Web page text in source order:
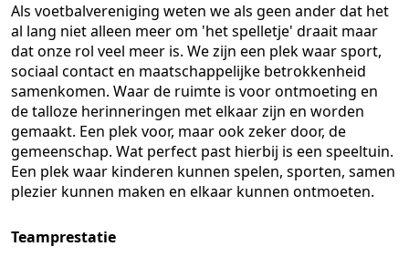
Als voetbalvereniging weten we als geen ander dat het
al lang niet alleen meer om 'het spelletje' draait maar
dat onze rol veel meer is. We zijn een plek waar sport,
sociaal contact en maatschappelijke betrokkenheid
samenkomen. Waar de ruimte is voor ontmoeting en
de talloze herinneringen met elkaar zijn en worden
gemaakt. Een plek voor, maar ook zeker door, de
gemeenschap. Wat perfect past hierbij is een speeltuin.
Een plek waar kinderen kunnen spelen, sporten, samen
plezier kunnen maken en elkaar kunnen ontmoeten.
Teamprestatie